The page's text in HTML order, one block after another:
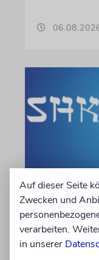
Es gibt
Die
Auf dieser Seite
Zwecken und
verarbeiten.
in unserer